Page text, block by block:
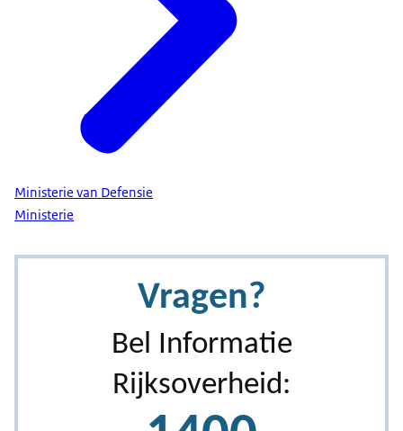
Ministerie van Defensie
Ministerie